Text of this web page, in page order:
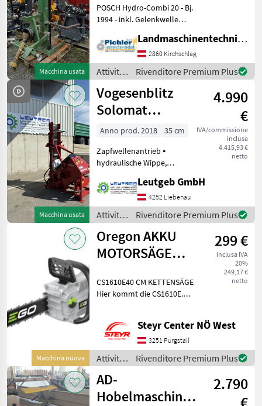
Macchina usata
POSCH Hydro-Combi 20 - Bj.
1994 - inkl. Gelenkwelle
Zustand! Der Holzspalter
der Marke Posch, Modell
POSCH Hydro-Combi 20, ist
ein
Landmaschinentechnik Pichler GmbH
2860 Kirchschlag
Attività
forestali
e
lavorazione
del
legno /
Rivenditore Premium Plus
Macchina usata
Vogesenblitz
Solomat
Wippsäge P5+HY
4.990
€
IVA/commissione
inclusa
4.415,93 €
netto
Anno prod. 2018
35 cm
Zapfwellenantrieb ⦁
hydraulische Wippe,
teiliges
Teleskopförderband
geteilte Segmente, Länge 5
m, Bandbreite 35 cm ⦁
Bedienungsanleitung S
Leutgeb GmbH
4252 Liebenau
Attività
forestali
e
lavorazione
del
Vogesenblitz
Rivenditore Premium Plus
Macchina nuova
Oregon AKKU
MOTORSÄGE
299 €
inclusa IVA
20%
249,17 €
netto
CS1610E40 CM KETTENSÄGE
Hier kommt die CS1610E.
(Kettengeschwindigkeit 20
m/s) durchschneiden Sie
Stämme und Äste ohne
Mühe.
Steyr Center NÖ West
3251 Purgstall
Attività
forestali
e
lavorazione
Rivenditore Premium Plus
AD-
Hobelmaschine
2.790